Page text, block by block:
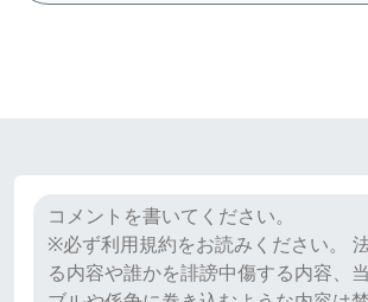
XSのクチコミ